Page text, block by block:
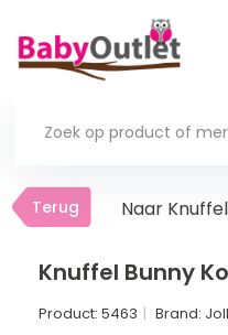
Terug
Thuis
In de box
Terug Naar
Knuffel Bunny
Product: 5463 Brand: